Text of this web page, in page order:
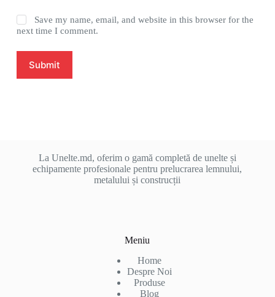
Save my name, email, and website in this browser for the
next time I comment.
Submit
La Unelte.md, oferim o gamă completă de unelte și
echipamente profesionale pentru prelucrarea lemnului,
metalului și construcții
Meniu
Home
Despre Noi
Produse
Blog